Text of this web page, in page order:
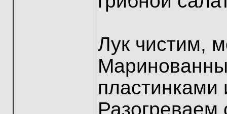
Лук чистим,
пластинками
Разогреваем